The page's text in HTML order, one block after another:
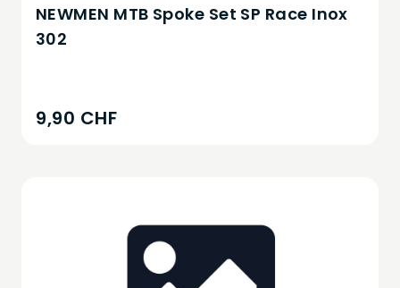
NEWMEN MTB Spoke Set SP Race Inox
302
9,90 CHF